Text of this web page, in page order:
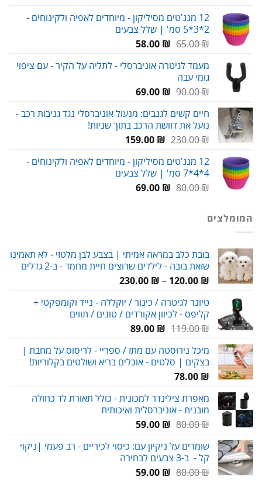
עד
12 מנג'טים מסיליקון - מיוחדים לאפיה ולקינוחים -
2*3*5 סמ' | שלל צבעים
65.00₪
המחיר
היה:
58.00 ₪
המחיר
הוא:
מעמד לגיטרה אוניברסלי - לתליה על הקיר - עם ציפוי
גומי עבה
90.00₪
המחיר
היה:
90.00 ₪.
69.00 ₪
המחיר
הוא:
69.00 ₪.
חיים קשים לגנבים: מנעול אוניברסלי נגד גניבות רכב -
נועל את דוושת הרכב בתוך שניות!
230.00₪
המחיר
היה:
230.00 ₪.
159.00 ₪
המחיר
הוא:
159.00 ₪.
12 מנג'טים מסיליקון - מיוחדים לאפיה ולקינוחים -
4*4*7 סמ' | שלל צבעים
80.00₪
המחיר69.00 ₪
המחיר
המומלצים
בובת כלב במראה אמיתי | בצבע לבן מלטזי - לא תאמינו
שזאת בובה - לילדים שרוצים חיית מחמד - ב-2 גדלים
120.00 ₪
–
230.00 ₪
טווח
עד
טיונר לגיטרה / כינור / יוקללה - נייד וקומפקטי +
קליפס - לכיוון אקורדים / טונים / תווים
119.00₪
המחיר
היה:
119.00 ₪.
89.00 ₪
המחיר
הוא:
89.00 ₪.
מיכל נירוסטה עם מתז / ספריי - לריסוס על מחבת |
בצקים | סלטים - אוכלים בריא ושולטים בקלוריות!
78.00 ₪
מאפרת צילינדר למכונית - כולל תאורת לד כחולה
מובנית - אוניברסלית ואיכותית
80.00₪
המחיר
היה:
80.00 ₪.
59.00 ₪
המחיר
הוא:
59.00 ₪.
שומרים על ניקיון עם: כיסוי לכיריים - רב פעמי |ניקוי
קל - ב-3 צבעים לבחירה
80.00₪
המחיר59.00 ₪
המחיר